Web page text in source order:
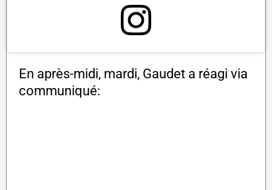
En après-midi, mardi, Gaudet a réagi via
communiqué: